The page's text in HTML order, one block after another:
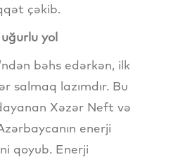
çəkib.
yol
bəhs edərkən, ilk
salmaq lazımdır. Bu
Xəzər Neft və
enerji
qoyub. Enerji